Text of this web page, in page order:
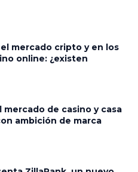
mercado cripto y en los
online: ¿existen
mercado de casino y casa
ambición de marca